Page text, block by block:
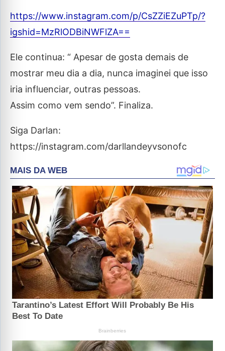
https://www.instagram.com/p/CsZZiEZuPTp/?
igshid=MzRlODBiNWFlZA==
Ele continua: “ Apesar de gosta demais de
mostrar meu dia a dia, nunca imaginei que isso
iria influenciar, outras pessoas.
Assim como vem sendo”. Finaliza.
Siga Darlan:
https://instagram.com/darllandeyvsonofc